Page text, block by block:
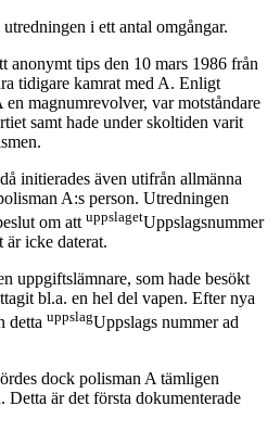
i ett antal omgångar.
anonymt tips den 10 mars 1986 från
tidigare kamrat med A. Enligt
magnumrevolver, var motståndare
samt hade under skoltiden varit
initierades även utifrån allmänna
A:s person. Utredningen
om att uppslagetUppslagsnummer
är icke daterat.
uppgiftslämnare, som hade besökt
bl.a. en hel del vapen. Efter nya
detta uppslagUppslags nummer ad
dock polisman A tämligen
Detta är det första dokumenterade